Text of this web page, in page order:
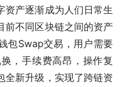
资产逐渐成为人们日常生
前不同区块链之间的资产
包Swap交易，用户需要
，手续费高昂，操作复
全新升级，实现了跨链资